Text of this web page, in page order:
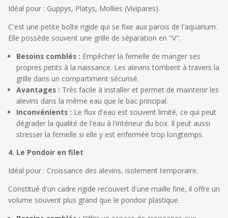
Idéal pour : Guppys, Platys, Mollies (Vivipares).
C'est une petite boîte rigide qui se fixe aux parois de l'aquarium.
Elle possède souvent une grille de séparation en "V".
Besoins comblés : Empêcher la femelle de manger ses
propres petits à la naissance. Les alevins tombent à travers la
grille dans un compartiment sécurisé.
Avantages : Très facile à installer et permet de maintenir les
alevins dans la même eau que le bac principal.
Inconvénients : Le flux d'eau est souvent limité, ce qui peut
dégrader la qualité de l'eau à l'intérieur du box. Il peut aussi
stresser la femelle si elle y est enfermée trop longtemps.
4. Le Pondoir en filet
Idéal pour : Croissance des alevins, isolement temporaire.
Constitué d'un cadre rigide recouvert d'une maille fine, il offre un
volume souvent plus grand que le pondoir plastique.